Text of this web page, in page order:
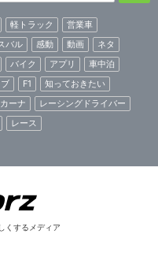
軽トラック
営業車
バル 感動 動画
ネタ
バイク アプリ
車中泊
F1
知っておきたい
ーナ
レーシングドライバー
レース
くするメディア